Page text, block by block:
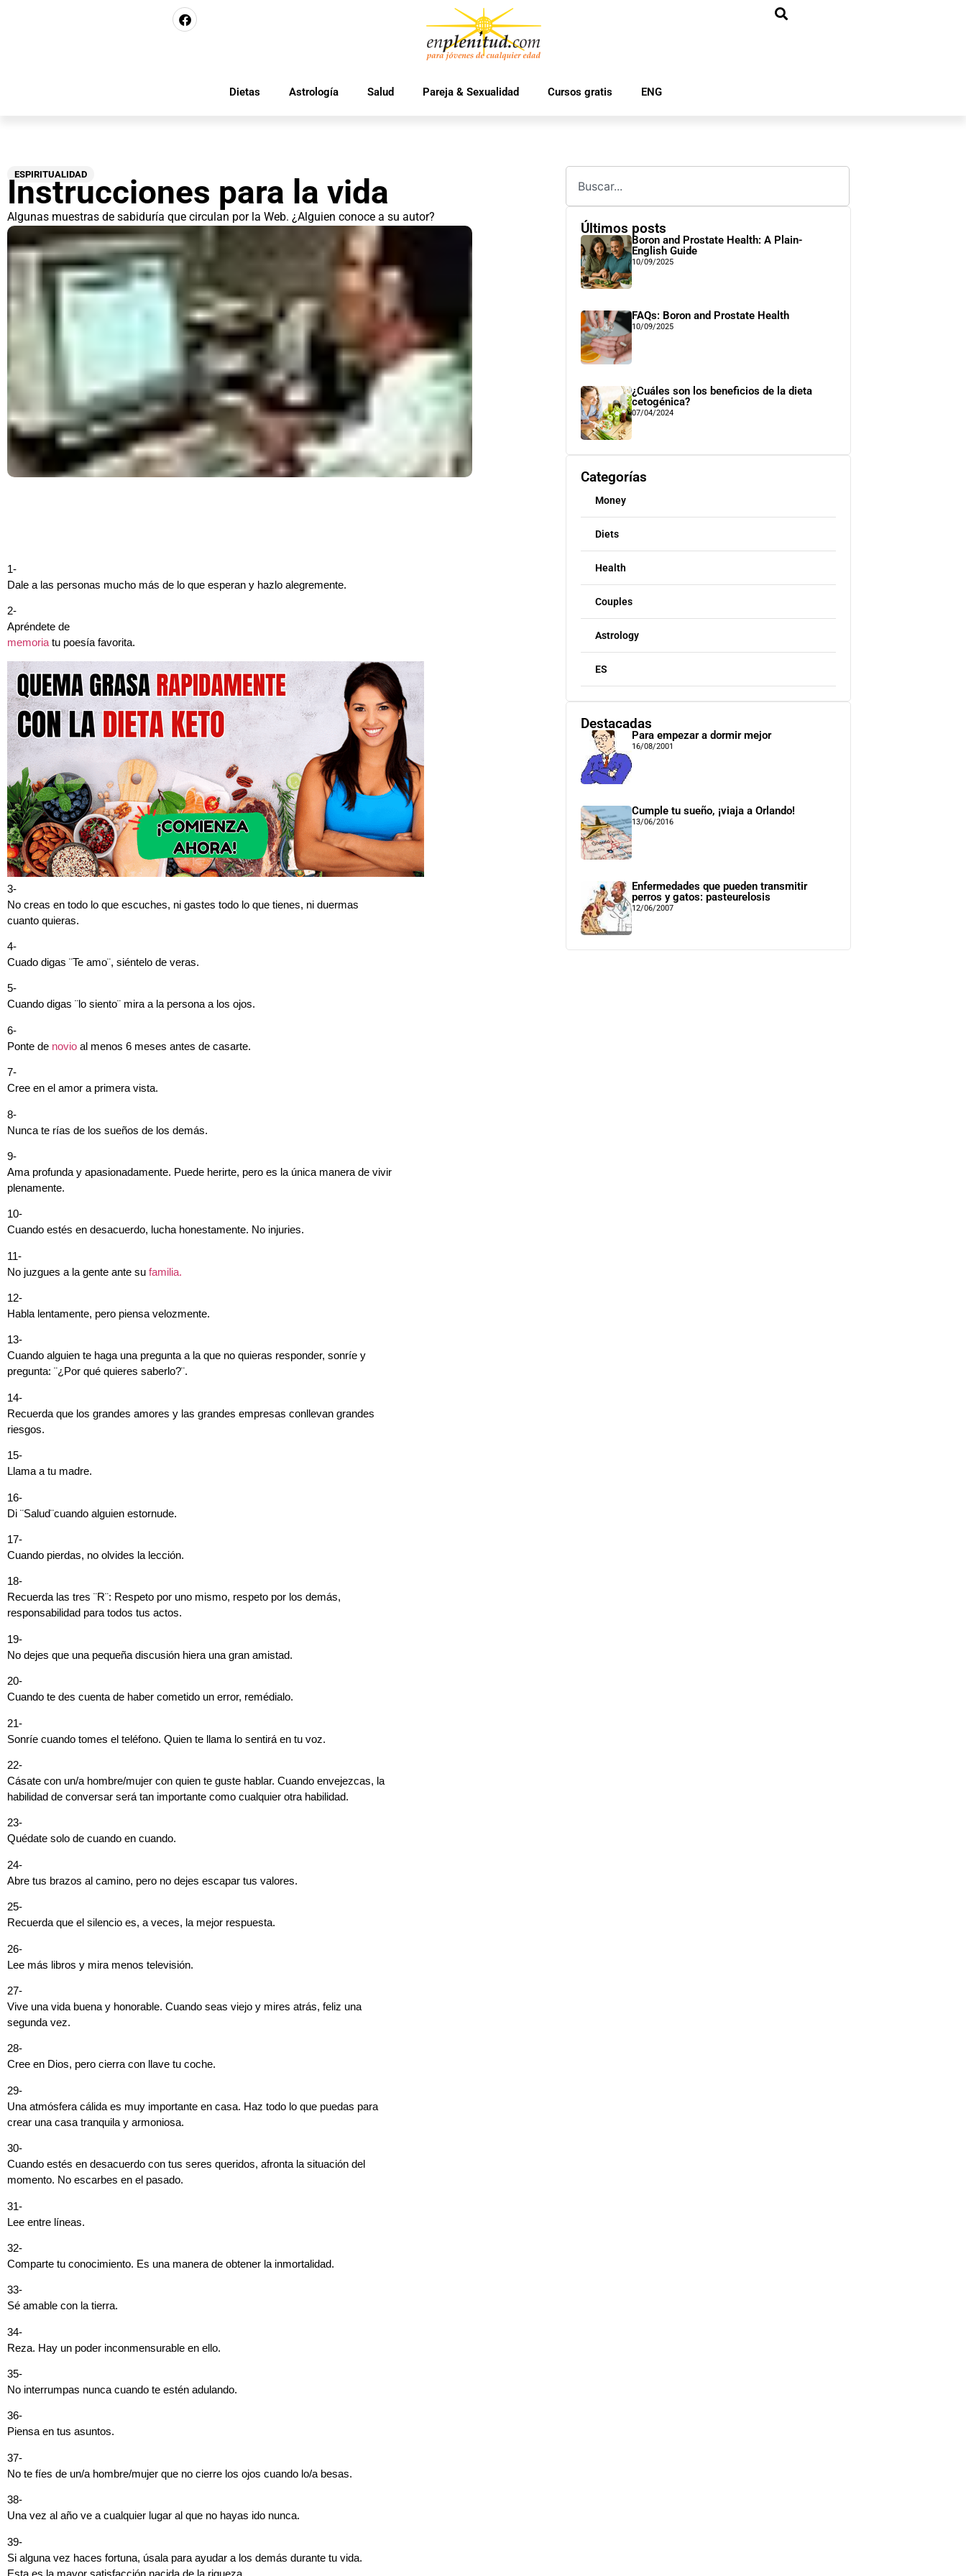
Dietas Astrología Salud Pareja & Sexualidad Cursos gratis ENG
ESPIRITUALIDAD
Instrucciones para la vida
Algunas muestras de sabiduría que circulan por la Web. ¿Alguien conoce a su autor?
1-
Dale a las personas mucho más de lo que esperan y hazlo alegremente.
2-
Apréndete de
memoria tu poesía favorita.
3-
No creas en todo lo que escuches, ni gastes todo lo que tienes, ni duermas
cuanto quieras.
4-
Cuado digas ¨Te amo¨, siéntelo de veras.
5-
Cuando digas ¨lo siento¨ mira a la persona a los ojos.
6-
Ponte de novio al menos 6 meses antes de casarte.
7-
Cree en el amor a primera vista.
8-
Nunca te rías de los sueños de los demás.
9-
Ama profunda y apasionadamente. Puede herirte, pero es la única manera de vivir
plenamente.
10-
Cuando estés en desacuerdo, lucha honestamente. No injuries.
11-
No juzgues a la gente ante su familia.
12-
Habla lentamente, pero piensa velozmente.
13-
Cuando alguien te haga una pregunta a la que no quieras responder, sonríe y
pregunta: ¨¿Por qué quieres saberlo?¨.
14-
Recuerda que los grandes amores y las grandes empresas conllevan grandes
riesgos.
15-
Llama a tu madre.
16-
Di ¨Salud¨cuando alguien estornude.
17-
Cuando pierdas, no olvides la lección.
18-
Recuerda las tres ¨R¨: Respeto por uno mismo, respeto por los demás,
responsabilidad para todos tus actos.
19-
No dejes que una pequeña discusión hiera una gran amistad.
20-
Cuando te des cuenta de haber cometido un error, remédialo.
21-
Sonríe cuando tomes el teléfono. Quien te llama lo sentirá en tu voz.
22-
Cásate con un/a hombre/mujer con quien te guste hablar. Cuando envejezcas, la
habilidad de conversar será tan importante como cualquier otra habilidad.
23-
Quédate solo de cuando en cuando.
24-
Abre tus brazos al camino, pero no dejes escapar tus valores.
25-
Recuerda que el silencio es, a veces, la mejor respuesta.
26-
Lee más libros y mira menos televisión.
27-
Vive una vida buena y honorable. Cuando seas viejo y mires atrás, feliz una
segunda vez.
28-
Cree en Dios, pero cierra con llave tu coche.
29-
Una atmósfera cálida es muy importante en casa. Haz todo lo que puedas para
crear una casa tranquila y armoniosa.
30-
Cuando estés en desacuerdo con tus seres queridos, afronta la situación del
momento. No escarbes en el pasado.
31-
Lee entre líneas.
32-
Comparte tu conocimiento. Es una manera de obtener la inmortalidad.
33-
Sé amable con la tierra.
34-
Reza. Hay un poder inconmensurable en ello.
35-
No interrumpas nunca cuando te estén adulando.
36-
Piensa en tus asuntos.
37-
No te fíes de un/a hombre/mujer que no cierre los ojos cuando lo/a besas.
38-
Una vez al año ve a cualquier lugar al que no hayas ido nunca.
39-
Si alguna vez haces fortuna, úsala para ayudar a los demás durante tu vida.
Esta es la mayor satisfacción nacida de la riqueza.
Últimos posts
Boron and Prostate Health: A Plain-
English Guide
10/09/2025
FAQs: Boron and Prostate Health
10/09/2025
¿Cuáles son los beneficios de la dieta
cetogénica?
07/04/2024
Categorías
Money
Diets
Health
Couples
Astrology
ES
Destacadas
Para empezar a dormir mejor
16/08/2001
Cumple tu sueño, ¡viaja a Orlando!
13/06/2016
Enfermedades que pueden transmitir
perros y gatos: pasteurelosis
12/06/2007